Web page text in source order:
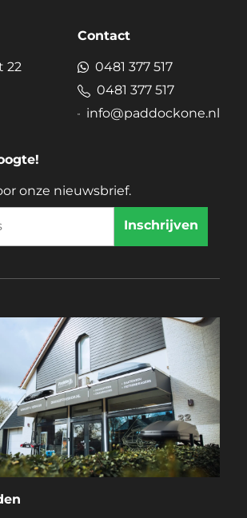
22
Contact
0481 377 517
0481 377 517
info@paddockone.nl
onze nieuwsbrief.